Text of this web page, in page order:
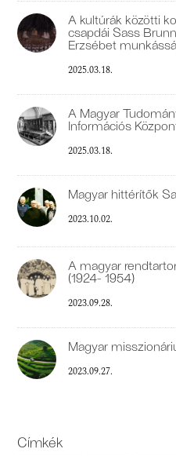
A kultúrák közötti
csapdái Sass
Erzsébet
2025.03.18.
A Magyar
Információs
2025.03.18.
Magyar hittérítők
2023.10.02.
A magyar
(1924- 1954)
2023.09.28.
Magyar
2023.09.27.
Címkék